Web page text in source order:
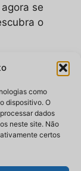
como
dispositivo. O
dados
neste site. Não
certos
se
o
,José
de